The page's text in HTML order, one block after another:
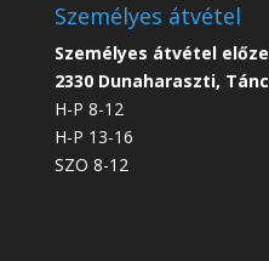
Személyes átvétel
Személyes átvétel
2330 Dunaharaszti,
H-P 8-12
H-P 13-16
SZO 8-12